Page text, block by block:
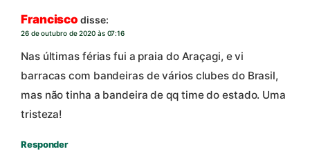
Francisco disse:
26 de outubro de 2020 às 07:16
Nas últimas férias fui a praia do Araçagi, e vi
barracas com bandeiras de vários clubes do Brasil,
mas não tinha a bandeira de qq time do estado. Uma
tristeza!
Responder